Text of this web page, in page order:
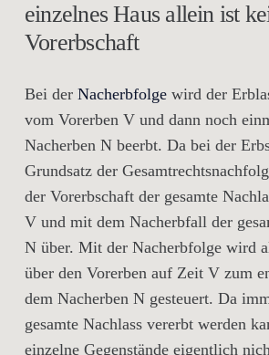
einzelnes Haus allein ist
Vorerbschaft
Bei der Nacherbfolge wird der
vom Vorerben V und dann noch
Nacherben N beerbt. Da bei der
Grundsatz der
der Vorerbschaft der gesamte
V und mit dem Nacherbfall der
N über. Mit der Nacherbfolge wird
über den Vorerben auf Zeit V zum
dem Nacherben N gesteuert. Da
gesamte Nachlass vererbt werden
einzelne Gegenstände eigentlich